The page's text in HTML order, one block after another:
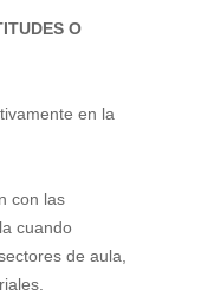
O
en la
con las
cuando
de aula,